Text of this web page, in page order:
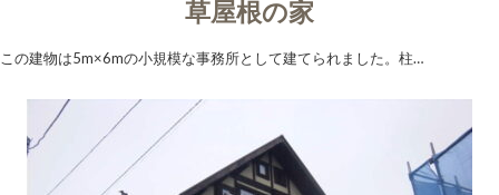
草屋根の家
この建物は5m×6mの小規模な事務所として建てられました。柱…